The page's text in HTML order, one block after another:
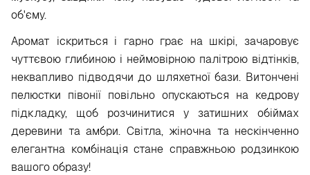
об'єму.
Аромат іскриться і гарно грає на шкірі, зачаровує
чуттєвою глибиною і неймовірною палітрою відтінків,
неквапливо підводячи до шляхетної бази. Витончені
пелюстки півонії повільно опускаються на кедрову
підкладку, щоб розчинитися у затишних обіймах
деревини та амбри. Світла, жіночна та нескінченно
елегантна комбінація стане справжньою родзинкою
вашого образу!